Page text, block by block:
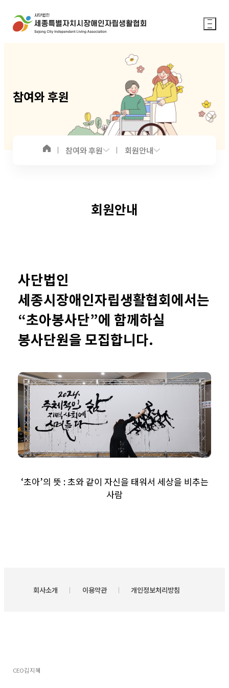
참여와 후원
참여와 후원 회원안내
회원안내
사단법인
세종시장애인자립생활협회에서는
“초아봉사단”에 함께하실
봉사단원을 모집합니다.
‘초아’의 뜻 : 초와 같이 자신을 태워서 세상을 비추는
사람
회사소개 이용약관 개인정보처리방침
CEO김지혜